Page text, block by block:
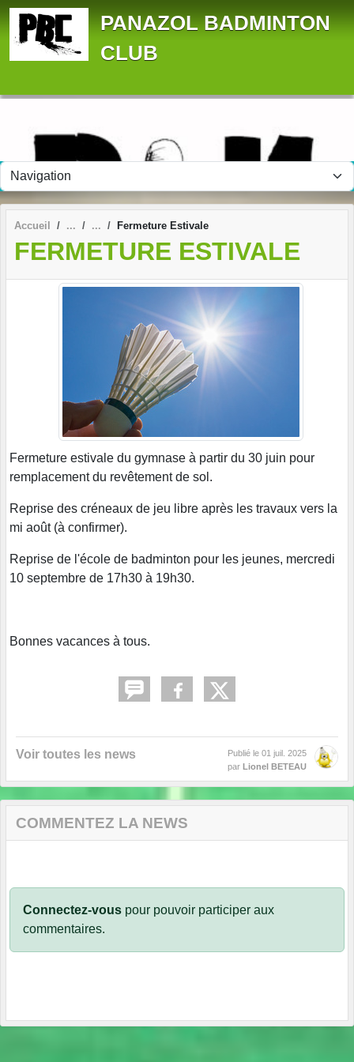
PANAZOL BADMINTON
CLUB
Accueil Fermeture Estivale
FERMETURE ESTIVALE
Fermeture estivale du gymnase à partir du 30 juin pour
remplacement du revêtement de sol.
Reprise des créneaux de jeu libre après les travaux vers la
mi août (à confirmer).
Reprise de l'école de badminton pour les jeunes, mercredi
10 septembre de 17h30 à 19h30.
Bonnes vacances à tous.
Voir toutes les news Publié le 01 juil. 2025
par Lionel BETEAU
COMMENTEZ LA NEWS
Connectez-vous pour pouvoir participer aux
commentaires.
Panneau de gestion des cookies